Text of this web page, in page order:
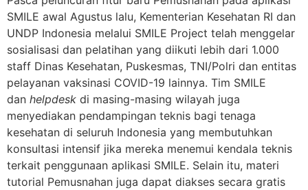
SMILE awal Agustus lalu, Kementerian Kesehatan RI dan
UNDP Indonesia melalui SMILE Project telah menggelar
sosialisasi dan pelatihan yang diikuti lebih dari 1.000
staff Dinas Kesehatan, Puskesmas, TNI/Polri dan entitas
pelayanan vaksinasi COVID-19 lainnya. Tim SMILE
dan helpdesk di masing-masing wilayah juga
menyediakan pendampingan teknis bagi tenaga
kesehatan di seluruh Indonesia yang membutuhkan
konsultasi intensif jika mereka menemui kendala teknis
terkait penggunaan aplikasi SMILE. Selain itu, materi
tutorial Pemusnahan juga dapat diakses secara gratis